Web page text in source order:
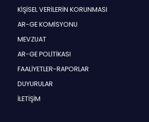
KİŞİSEL VERİLERİN KORUNMASI
AR-GE KOMİSYONU
MEVZUAT
AR-GE POLİTİKASI
FAALİYETLER-RAPORLAR
DUYURULAR
İLETİŞİM